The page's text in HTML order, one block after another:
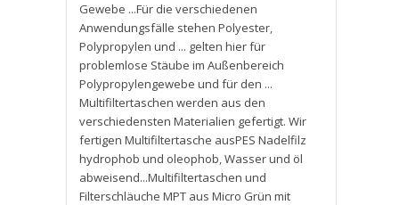
Gewebe ...Für die verschiedenen
Anwendungsfälle stehen Polyester,
Polypropylen und ... gelten hier für
problemlose Stäube im Außenbereich
Polypropylengewebe und für den ...
Multifiltertaschen werden aus den
verschiedensten Materialien gefertigt. Wir
fertigen Multifiltertasche ausPES Nadelfilz
hydrophob und oleophob,Wasser und öl
abweisend...Multifiltertaschen und
Filterschläuche MPT aus Micro Grün mit